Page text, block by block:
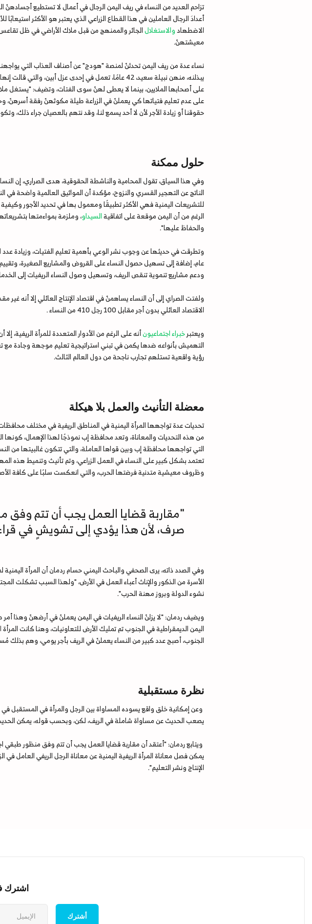
تزاحم العديد من النساء في ريف اليمن الرجال في أعمال لا تستطيع
أعدادَ الرجال العاملين في هذا القطاع الزراعي الذي يعتبر هو الأكثر
الاضطهادوالاستغلالالجائر والممنهج من قبل ملاك الأراضي في ظل
معيشتهنّ.
نساء عدة من ريف اليمن تحدثنّ لمنصة "هودج" عن أصناف العذاب التي
يبذلنه، منهن نبيلة سعيد، 42 عامًا، تعمل في إحدى
على أصحابها الملايين، بينما لا يعطى لهنّ سوى الفتات، وتضيف: "يستغل
على عدم تعليم فتياتها كي يعملنّ في الزراعة طيلة مكوثهنّ رفقة أسرهنّ،
حقوقنا أو زيادة الأجر لأن لا أحد يسمع لنا، وقد نتهم بالعصيان جراء ذلك،
حلول ممكنة
وفي هذا السياق، تقول المحامية والناشطة الحقوقية، هدى الصراري، إن
الناتج عن التهجير القسري والنزوح، مؤكدة أن المواثيق العالمية واضحة
للتشريعات اليمنية فهي الأكثر تطبيقًا ومعمول بها في تحديد الأجور
الرغم من أن اليمن موقعة على اتفاقيةالسيداو، وملزمة بمواءمتها
والحفاظ عليها".
وتطرقت في حديثها عن وجوب نشر الوعي بأهمية تعليم الفتيات، وزيادة عدد
عام، إضافة إلى تسهيل حصول النساء على القروض والمشاريع الصغيرة،
ودعم مشاريع تنموية تنقص الريف، وتسهيل وصول النساء الريفيات إلى
ولفتت الصراي إلى أن النساء يساهمنّ في اقتصاد الإنتاج العائلي إلا أنه
الاقتصاد العائلي بدون أجر مقابل 100 رجل 410 من النساء .
ويعتبرخبراء اجتماعيونأنه على الرغم من الأدوار المتعددة للمرأة
التهميش بأنواعه ضدها يكمن في تبني استراتيجية تعليم موجهة وجادة مع
رؤية واقعية تستلهم تجارب ناجحة من دول العالم الثالث.
معضلة التأنيث والعمل بلا هيكلة
تحديات عدة تواجهها المرأة اليمنية في المناطق الريفية في مختلف
من هذه التحديات والمعاناة، وتعد محافظة إب نموذجًا لهذا الإهمال، كونها
التي تواجهها محافظة إب وبين قواها العاملة، والتي تتكون غالبيتها من
تعتمد بشكل كبير على النساء في العمل الزراعي، وتم تأنيث وتنميط هذه
وظروف معيشية متدنية فرضتها الحرب، والتي انعكست سلبًا على كافة
"مقاربة قضايا العمل يجب أن تتم
صرف، لأن هذا يؤدي إلى تشويشٍ في
وفي الصدد ذاته، يرى الصحفي والباحث اليمني حسام ردمان أن المرأة
الأسرة من الذكور والإناث أعباء العمل في الأرض، "ولهذا السبب تشكلت
نشوء الدولة وبروز مهنة الحرب".
ويضيف ردمان: "لا يزلنّ النساء الريفيات في اليمن يعملنّ في أرضهنّ وهذا
اليمن الديمقراطية في الجنوب تم تمليك الأرض للتعاونيات، وهنا كانت
الجنوب، أصبح عدد كبير من النساء يعملنّ في الريف بأجر يومي، وهم بذلك
نظرة مستقبلية
وعن إمكانية خلق واقع يسوده المساواة بين الرجل والمرأة في المستقبل
يصعب الحديث عن مساواة شاملة في الريف، لكن، وبحسب قوله، يمكن
‏ويتابع ردمان: "أعتقد أن مقاربة قضايا العمل يجب أن تتم وفق منظور
يمكن فصل معاناة المرأة الريفية اليمنية عن معاناة الرجل الريفي العامل
الإنتاج ونشر التعليم".
اشترك